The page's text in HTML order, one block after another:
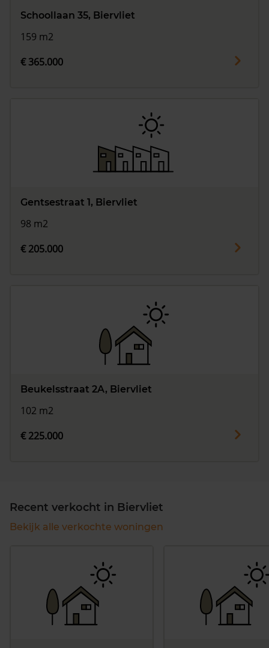
Schoollaan 35, Biervliet
159 m2
€ 365.000
Gentsestraat 1, Biervliet
98 m2
€ 205.000
Beukelsstraat 2A, Biervliet
102 m2
€ 225.000
Recent verkocht in Biervliet
Bekijk alle verkochte woningen